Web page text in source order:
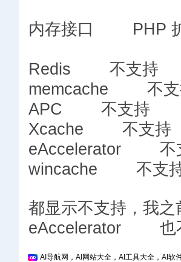
内存接口 PHP
Redis 不支
memcache
APC 不支
Xcache 不
eAccelerator
wincache 不
都显示不支持，我
eAccelerator 也不
AI导航网，AI网站大全，AI工具大全，AI软